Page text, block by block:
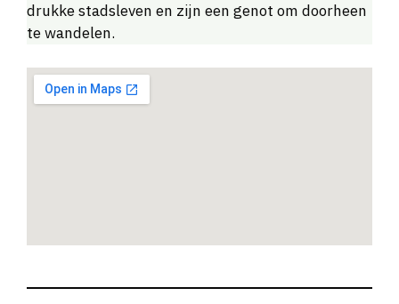
drukke stadsleven en zijn een genot om doorheen
te wandelen.